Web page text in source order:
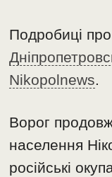
Подробиці
Nikopolnews.
Ворог
населення
російські